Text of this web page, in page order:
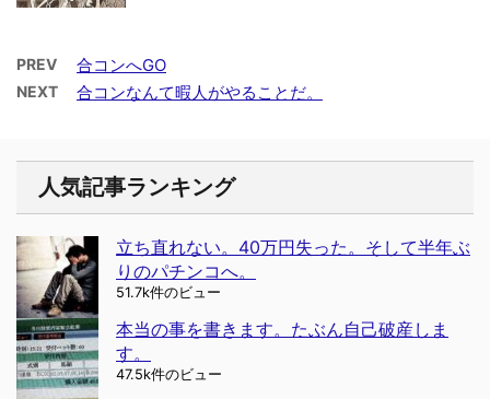
PREV 合コンへGO
NEXT 合コンなんて暇人がやることだ。
人気記事ランキング
立ち直れない。40万円失った。そして半年ぶ
りのパチンコへ。
51.7k件のビュー
本当の事を書きます。たぶん自己破産しま
す。
47.5k件のビュー